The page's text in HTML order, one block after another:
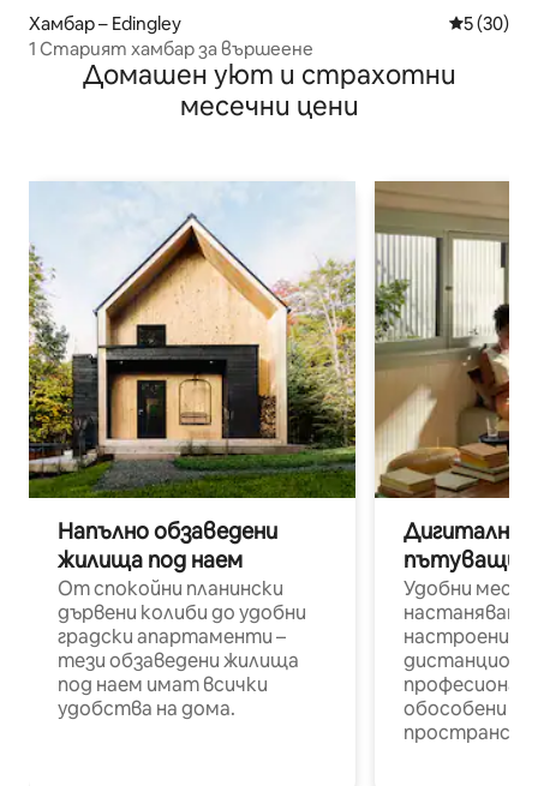
Хамбар – Edingley Средна
5 (30)
1 Старият хамбар за вършеене
Домашен уют и страхотни
месечни цени
Напълно обзаведени
жилища под наем
От спокойни планински
дървени колиби до удобни
градски апартаменти –
тези обзаведени жилища
под наем имат всички
удобства на дома.
Дигитални
пътуващи
Удобни
настаняване
настроени и
обособени